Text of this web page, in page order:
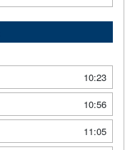
10:23
10:56
11:05